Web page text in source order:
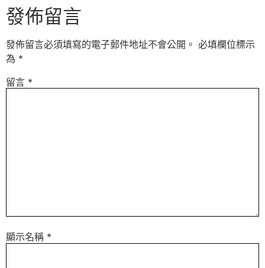
發佈留言
發佈留言必須填寫的電子郵件地址不會公開。 必填欄位標示
為 *
留言 *
顯示名稱 *